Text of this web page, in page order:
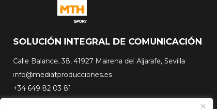
SOLUCIÓN INTEGRAL DE COMUNICACIÓN
Calle Balance, 38, 41927 Mairena del Aljarafe, Sevilla
info@mediatproducciones.es
+34 649 82 03 81